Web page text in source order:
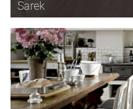
Sarek